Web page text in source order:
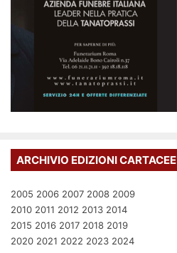
ARCHIVIO EDIZIONI CARTACEE
2005 2006 2007 2008 2009
2010 2011 2012 2013 2014
2015 2016 2017 2018 2019
2020 2021 2022 2023 2024